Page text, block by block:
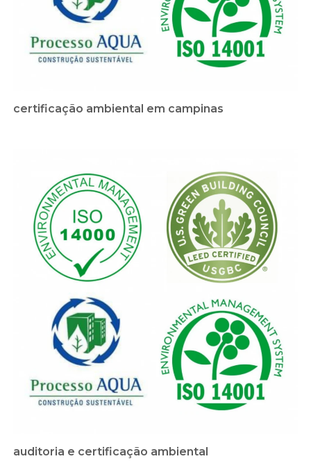
certificação ambiental em campinas
auditoria e certificação ambiental